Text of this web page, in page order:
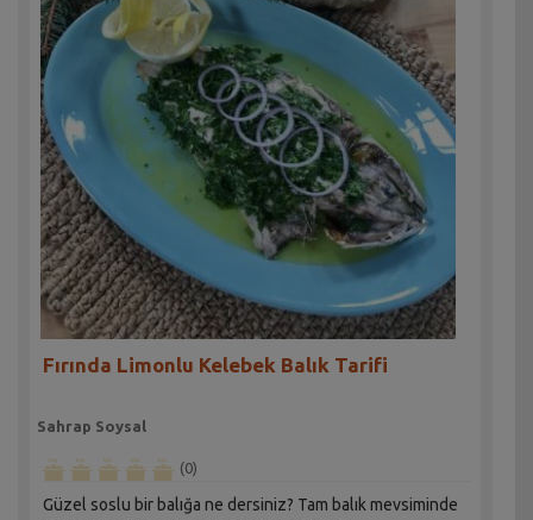
Fırında Limonlu Kelebek Balık Tarifi
Sahrap Soysal
(0)
Güzel soslu bir balığa ne dersiniz? Tam balık mevsiminde